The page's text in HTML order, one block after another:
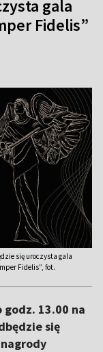
gala
Fidelis”
się uroczysta gala
Fidelis”, fot.
godz. 13.00 na
się